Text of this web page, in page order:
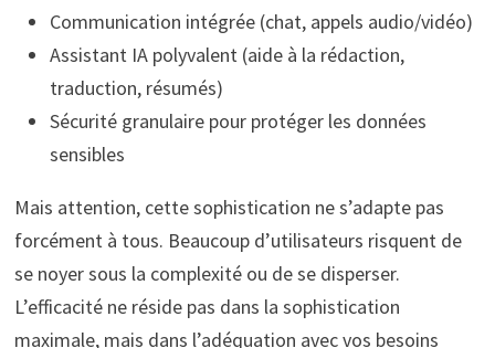
Communication intégrée (chat, appels audio/vidéo)
Assistant IA polyvalent (aide à la rédaction,
traduction, résumés)
Sécurité granulaire pour protéger les données
sensibles
Mais attention, cette sophistication ne s’adapte pas
forcément à tous. Beaucoup d’utilisateurs risquent de
se noyer sous la complexité ou de se disperser.
L’efficacité ne réside pas dans la sophistication
maximale, mais dans l’adéquation avec vos besoins